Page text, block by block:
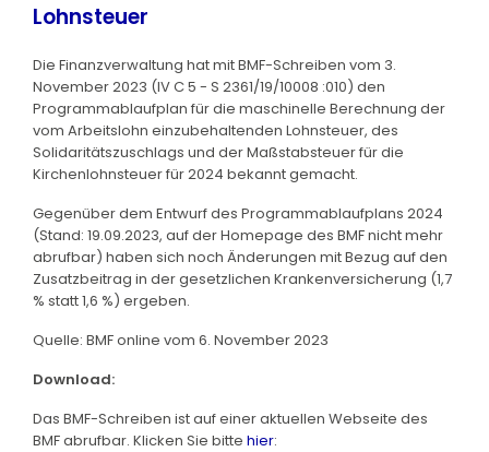
Lohnsteuer
Die Finanzverwaltung hat mit BMF-Schreiben vom 3.
November 2023 (IV C 5 - S 2361/19/10008 :010) den
Programmablaufplan für die maschinelle Berechnung der
vom Arbeitslohn einzubehaltenden Lohnsteuer, des
Solidaritätszuschlags und der Maßstabsteuer für die
Kirchenlohnsteuer für 2024 bekannt gemacht.
Gegenüber dem Entwurf des Programmablaufplans 2024
(Stand: 19.09.2023, auf der Homepage des BMF nicht mehr
abrufbar) haben sich noch Änderungen mit Bezug auf den
Zusatzbeitrag in der gesetzlichen Krankenversicherung (1,7
% statt 1,6 %) ergeben.
Quelle: BMF online vom 6. November 2023
Download:
Das BMF-Schreiben ist auf einer aktuellen Webseite des
BMF abrufbar. Klicken Sie bitte hier: